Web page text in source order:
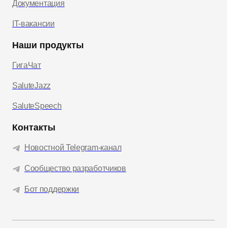
Документация
IT-вакансии
Наши продукты
ГигаЧат
SaluteJazz
SaluteSpeech
Контакты
Новостной Telegram-канал
Сообщество разработчиков
Бот поддержки